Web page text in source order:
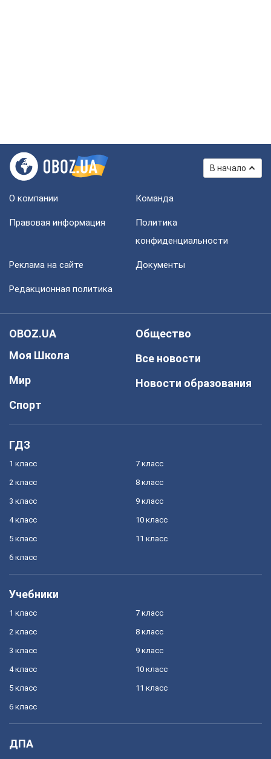
В начало
О компании Команда
Правовая информация
Политика
конфиденциальности
Реклама на сайте Документы
Редакционная политика
OBOZ.UA
Моя Школа
Мир
Спорт
Общество
Все новости
Новости образования
ГДЗ
1 класс
2 класс
3 класс
4 класс
5 класс
6 класс
7 класс
8 класс
9 класс
10 класс
11 класс
Учебники
1 класс
2 класс
3 класс
4 класс
5 класс
6 класс
7 класс
8 класс
9 класс
10 класс
11 класс
ДПА